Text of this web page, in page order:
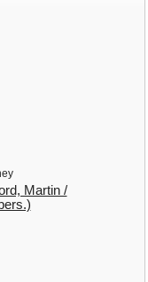
Martin /